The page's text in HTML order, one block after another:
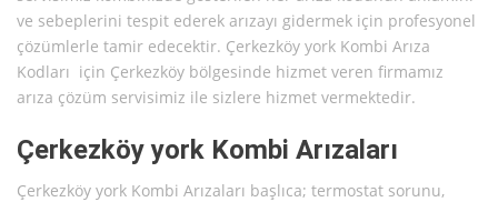
ve sebeplerini tespit ederek arızayı gidermek için profesyonel
çözümlerle tamir edecektir. Çerkezköy york Kombi Arıza
Kodları için Çerkezköy bölgesinde hizmet veren firmamız
arıza çözüm servisimiz ile sizlere hizmet vermektedir.
Çerkezköy york Kombi Arızaları
Çerkezköy york Kombi Arızaları başlıca; termostat sorunu,